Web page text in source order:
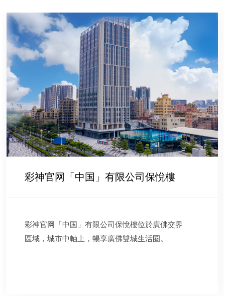
彩神官网「中国」有限公司保悅樓
彩神官网「中国」有限公司保悅樓位於廣佛交界
區域，城市中軸上，暢享廣佛雙城生活圈。